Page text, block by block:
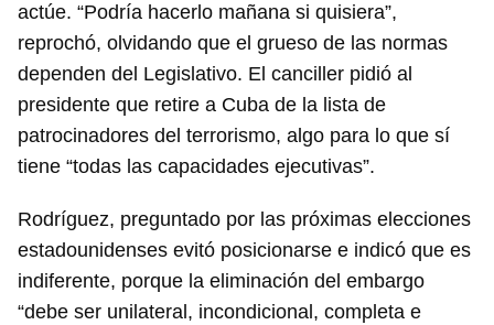
actúe. “Podría hacerlo mañana si quisiera”,
reprochó, olvidando que el grueso de las normas
dependen del Legislativo. El canciller pidió al
presidente que retire a Cuba de la lista de
patrocinadores del terrorismo, algo para lo que sí
tiene “todas las capacidades ejecutivas”.
Rodríguez, preguntado por las próximas elecciones
estadounidenses evitó posicionarse e indicó que es
indiferente, porque la eliminación del embargo
“debe ser unilateral, incondicional, completa e